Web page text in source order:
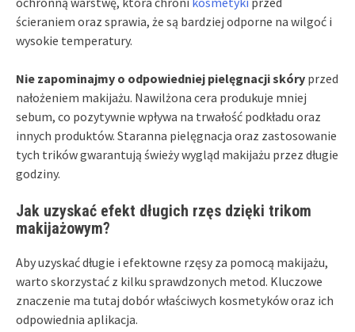
ścieraniem oraz sprawia, że są bardziej odporne na wilgoć i
wysokie temperatury.
Nie zapominajmy o odpowiedniej pielęgnacji skóry przed
nałożeniem makijażu. Nawilżona cera produkuje mniej
sebum, co pozytywnie wpływa na trwałość podkładu oraz
innych produktów. Staranna pielęgnacja oraz zastosowanie
tych trików gwarantują świeży wygląd makijażu przez długie
godziny.
Jak uzyskać efekt długich rzęs dzięki trikom
makijażowym?
Aby uzyskać długie i efektowne rzęsy za pomocą makijażu,
warto skorzystać z kilku sprawdzonych metod. Kluczowe
znaczenie ma tutaj dobór właściwych kosmetyków oraz ich
odpowiednia aplikacja.